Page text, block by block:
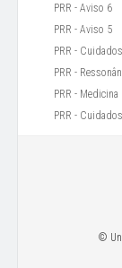
PRR - Aviso 6
PRR - Aviso 5
PRR -
PRR -
PRR - Medicina
PRR -
©